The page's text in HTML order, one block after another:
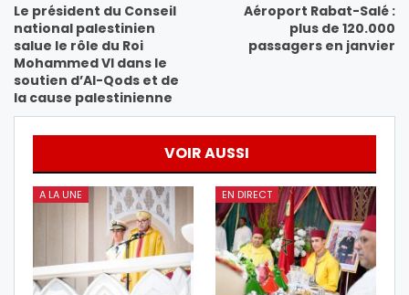
Le président du Conseil
national palestinien
salue le rôle du Roi
Mohammed VI dans le
soutien d’Al-Qods et de
la cause palestinienne
Aéroport Rabat-Salé :
plus de 120.000
passagers en janvier
VOIR AUSSI
A LA UNE EN DIRECT